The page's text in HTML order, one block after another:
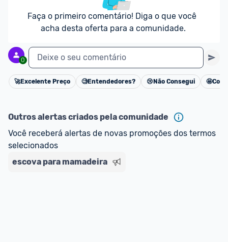
Faça o primeiro comentário! Diga o que você
acha desta oferta para a comunidade.
0 Deixe o seu comentário
Cancelar
🚀Excelente Preço 🧐Entendedores? 😢 Não Consegui 🤩
Outros alertas criados pela comunidade
Você receberá alertas de novas promoções dos termos
selecionados
escova para mamadeira